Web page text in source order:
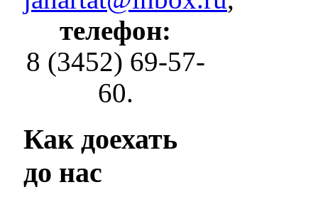
телефон:
8 (3452) 69-57-
60.
Как доехать
до нас